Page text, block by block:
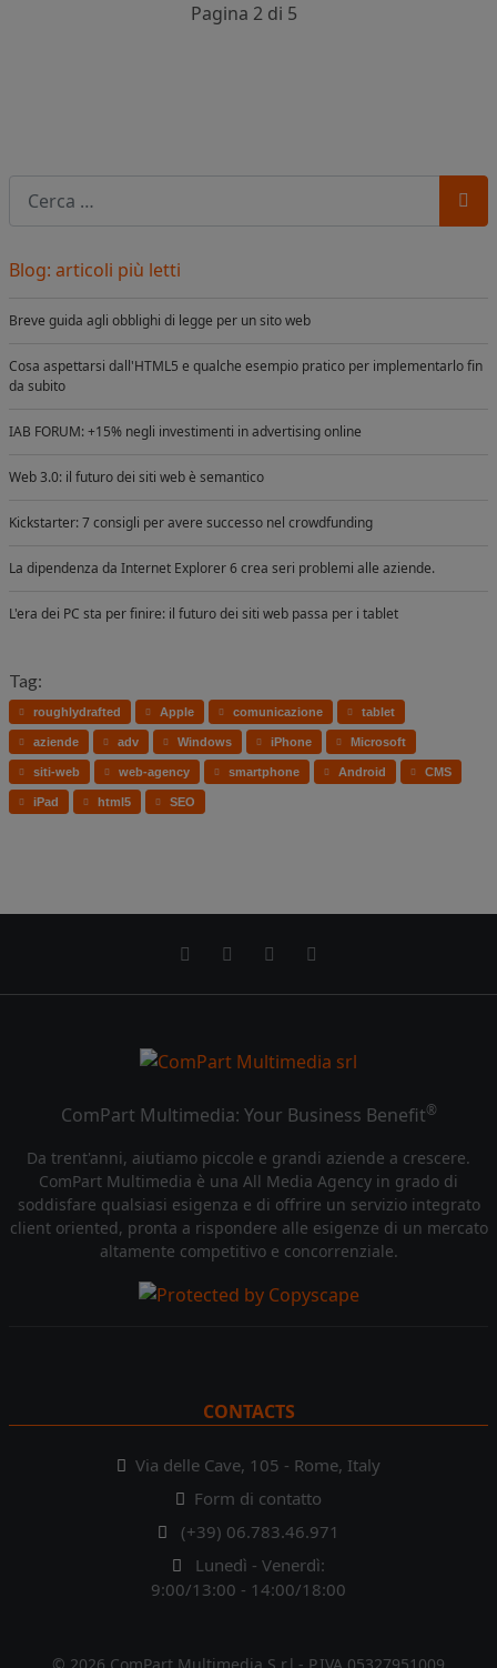
Pagina 2 di 5
Cerca
Blog: articoli più letti
Breve guida agli obblighi di legge per un sito web
Cosa aspettarsi dall'HTML5 e qualche esempio pratico per implementarlo fin
da subito
IAB FORUM: +15% negli investimenti in advertising online
Web 3.0: il futuro dei siti web è semantico
Kickstarter: 7 consigli per avere successo nel crowdfunding
La dipendenza da Internet Explorer 6 crea seri problemi alle aziende.
L'era dei PC sta per finire: il futuro dei siti web passa per i tablet
Tag:
roughlydrafted Apple comunicazione tablet
aziende adv Windows iPhone Microsoft
siti-web web-agency smartphone Android CMS
iPad html5 SEO
ComPart Multimedia: Your Business Benefit®
Da trent'anni, aiutiamo piccole e grandi aziende a crescere.
ComPart Multimedia è una All Media Agency in grado di
soddisfare qualsiasi esigenza e di offrire un servizio integrato
client oriented, pronta a rispondere alle esigenze di un mercato
altamente competitivo e concorrenziale.
CONTACTS
Via delle Cave, 105 - Rome, Italy
Form di contatto
(+39) 06.783.46.971
Lunedì - Venerdì:
9:00/13:00 - 14:00/18:00